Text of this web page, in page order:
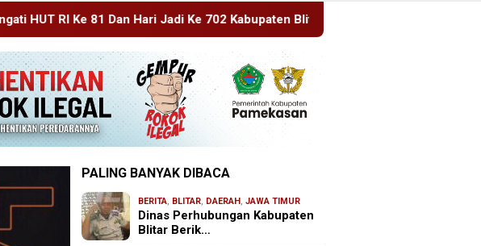
Jadi Ke 702 Kabupaten Blitar, Dimeriahkan Artis Happy Asmara
PALING BANYAK DIBACA
BERITA, BLITAR, DAERAH ,JAWA TIMUR
Dinas Perhubungan Kabupaten
Blitar Berik…